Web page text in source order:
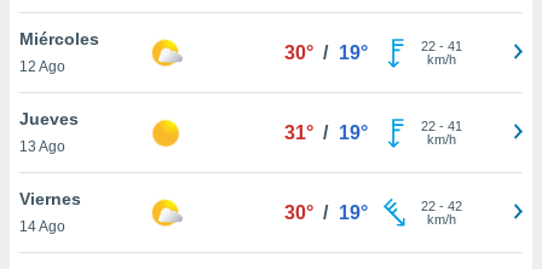
disponible
cookies
aceptar
Miércoles
12 Ago
30° / 19° 22- 41
km/h
Jueves
13 Ago
31° / 19° 22- 41
km/h
Viernes
14 Ago
30° / 19° 22- 42
km/h